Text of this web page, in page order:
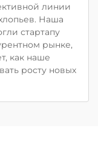
линии
Наша
стартапу
рынке,
как наше
росту новых